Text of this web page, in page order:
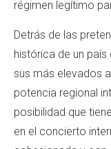
régimen legítimo
Detrás de las
histórica de un
sus más elevados
potencia regional
posibilidad que
en el concierto